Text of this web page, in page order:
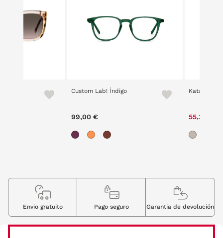
Custom Lab! Índigo
99,00 €
Katana
55,30 €
Envio gratuito Pago seguro Garantia de devolución